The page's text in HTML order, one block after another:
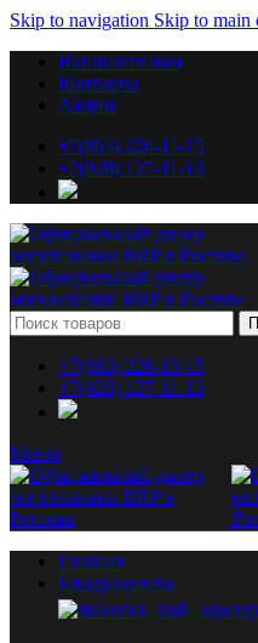
Skip to navigation Skip to main
Напишите нам
Контакты
Акции
+7(863) 226-15-15
+7(928) 127-11-13
+7(863) 226-15-15
+7(928) 127-11-13
Меню
Главная
Квадроциклы